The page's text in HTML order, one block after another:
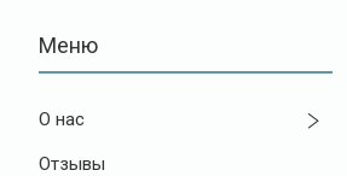
О нас
Отзывы